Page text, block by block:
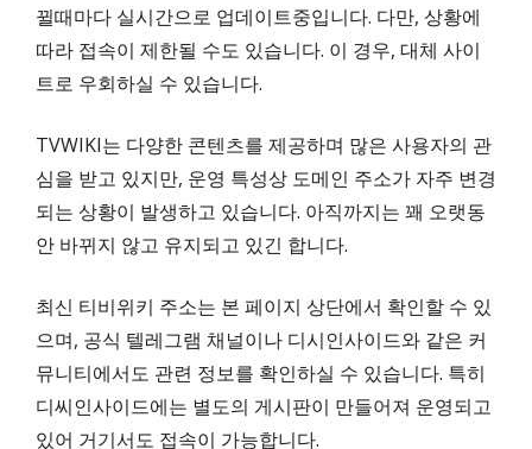
뀔때마다 실시간으로 업데이트중입니다. 다만, 상황에
따라 접속이 제한될 수도 있습니다. 이 경우, 대체 사이
트로 우회하실 수 있습니다.
TVWIKI는 다양한 콘텐츠를 제공하며 많은 사용자의 관
심을 받고 있지만, 운영 특성상 도메인 주소가 자주 변경
되는 상황이 발생하고 있습니다. 아직까지는 꽤 오랫동
안 바뀌지 않고 유지되고 있긴 합니다.
최신 티비위키 주소는 본 페이지 상단에서 확인할 수 있
으며, 공식 텔레그램 채널이나 디시인사이드와 같은 커
뮤니티에서도 관련 정보를 확인하실 수 있습니다. 특히
디씨인사이드에는 별도의 게시판이 만들어져 운영되고
있어 거기서도 접속이 가능합니다.